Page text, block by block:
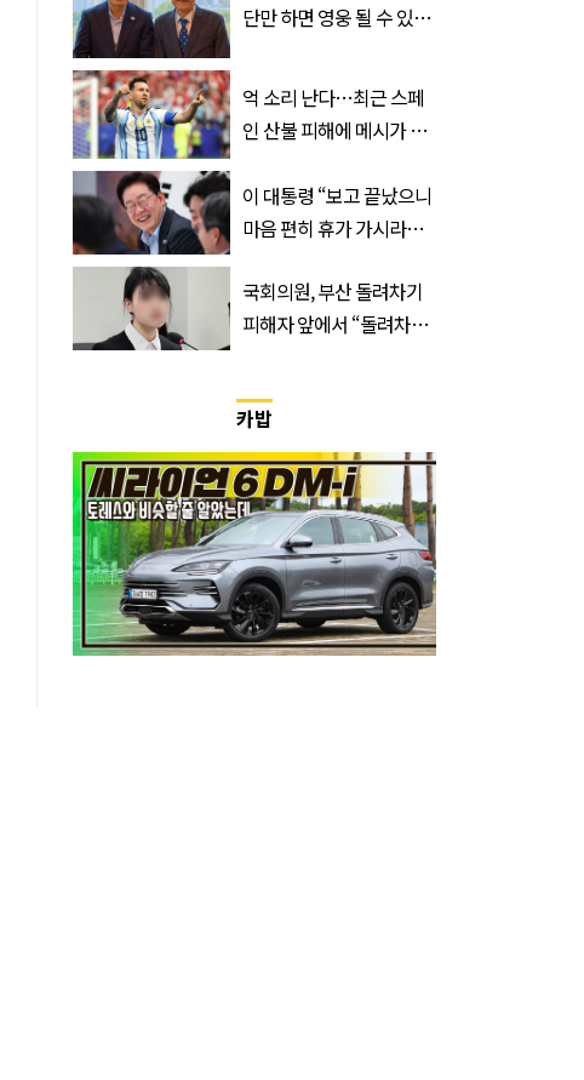
단만 하면 영웅 될 수 있
억 소리 난다…최근 스페
인 산불 피해에 메시가 기
이 대통령 “보고 끝났으니
마음 편히 휴가 가시라…
국회의원, 부산 돌려차기
피해자 앞에서 “돌려차기
카밥